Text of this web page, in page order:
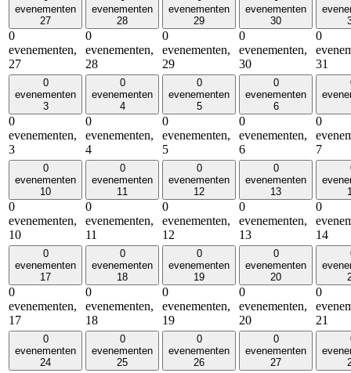
evenementen
27
0
evenementen,
27
evenementen
28
0
evenementen,
28
evenementen
29
0
evenementen,
29
evenementen
30
0
evenementen,
30
0
31
0
evenementen
3
0
evenementen,
3
0
evenementen
4
0
evenementen,
4
0
evenementen
5
0
evenementen,
5
0
evenementen
6
0
evenementen,
6
0
7
0
evenementen
10
0
evenementen,
10
0
evenementen
11
0
evenementen,
11
0
evenementen
12
0
evenementen,
12
0
evenementen
13
0
evenementen,
13
0
14
0
evenementen
17
0
evenementen,
17
0
evenementen
18
0
evenementen,
18
0
evenementen
19
0
evenementen,
19
0
evenementen
20
0
evenementen,
20
0
21
0
evenementen
24
0
evenementen
25
0
evenementen
26
0
evenementen
27